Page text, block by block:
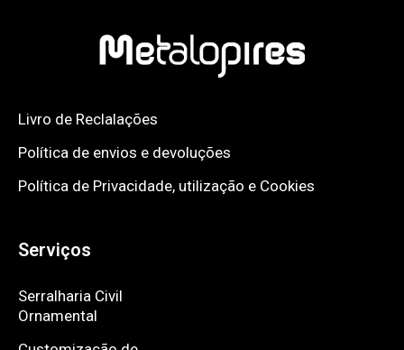
Livro de Reclalações
Política de envios e devoluções
Política de Privacidade, utilização e Cookies
Serviços
Serralharia Civil
Ornamental